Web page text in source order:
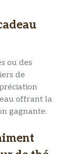
ou des
de
offrant la
gagnante.